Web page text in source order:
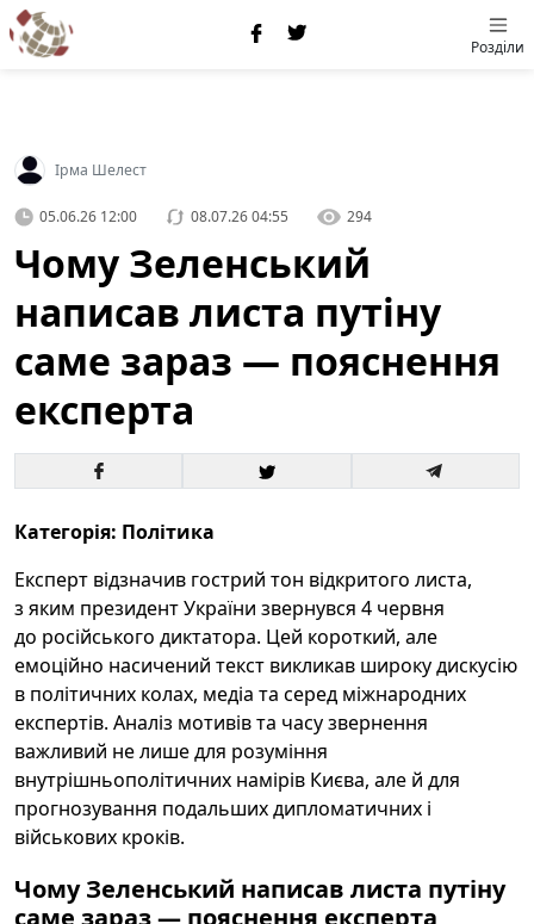
Розділи
Ірма Шелест
05.06.26 12:00 08.07.26 04:55 294
Чому Зеленський
написав листа путіну
саме зараз — пояснення
експерта
Категорія: Політика
Експерт відзначив гострий тон відкритого листа,
з яким президент України звернувся 4 червня
до російського диктатора. Цей короткий, але
емоційно насичений текст викликав широку дискусію
в політичних колах, медіа та серед міжнародних
експертів. Аналіз мотивів та часу звернення
важливий не лише для розуміння
внутрішньополітичних намірів Києва, але й для
прогнозування подальших дипломатичних і
військових кроків.
Чому Зеленський написав листа путіну
саме зараз — пояснення експерта